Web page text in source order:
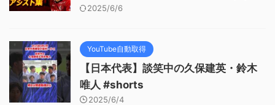
2025/6/6
YouTube自動取得
【日本代表】談笑中の久保建英・鈴木
唯人 #shorts
2025/6/4